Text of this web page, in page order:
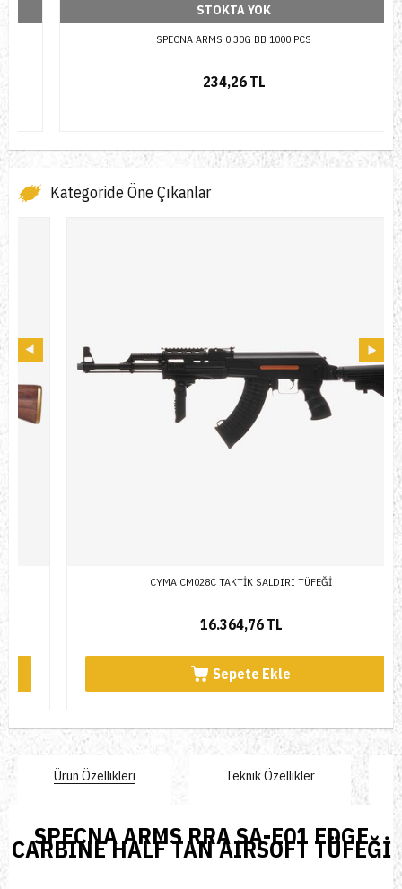
STOKTA YOK
SPECNA ARMS 0.30G BB 1000 PCS
234,26 TL
Kategoride Öne Çıkanlar
CYMA CM028C TAKTİK SALDIRI TÜFEĞİ
16.364,76 TL
Sepete Ekle
Ürün Özellikleri Teknik Özellikler
SPECNA ARMS RRA SA-E01 EDGE
CARBINE HALF TAN AIRSOFT TÜFEĞİ